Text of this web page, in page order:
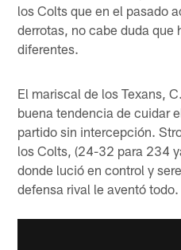
los Colts que en el pasado
derrotas, no cabe duda que
diferentes.
El mariscal de los Texans,
buena tendencia de cuidar
partido sin intercepción.
los Colts, (24-32 para 234
donde lució en control y
defensa rival le aventó todo.